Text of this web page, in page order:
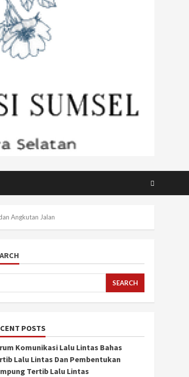
Angkutan Jalan
SEARCH
POSTS
Komunikasi Lalu Lintas Bahas
Lalu Lintas Dan Pembentukan
Tertib Lalu Lintas